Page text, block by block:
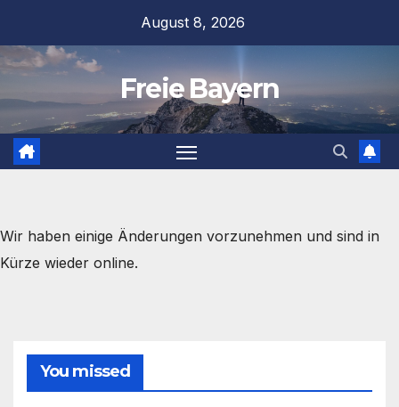
springen
August 8, 2026
Freie Bayern
Wir haben einige Änderungen vorzunehmen und sind in
Kürze wieder online.
You missed